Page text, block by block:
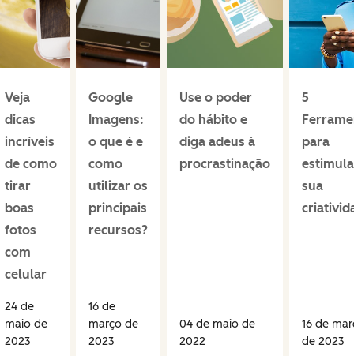
Veja
dicas
incríveis
de como
tirar
boas
fotos
com
celular
24 de
maio de
2023
Google
Imagens:
o que é e
como
utilizar os
principais
recursos?
16 de
março de
2023
Use o poder
do hábito e
diga adeus à
procrastinação
04 de maio de
2022
5
para
sua
16 de
de 2023